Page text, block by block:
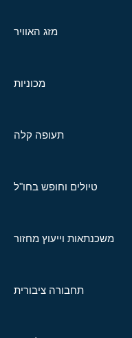
מזג האוויר
מכוניות
תעופה קלה
טיולים וחופש בחו"ל
משכנתאות וייעוץ מחזור
תחבורה ציבורית